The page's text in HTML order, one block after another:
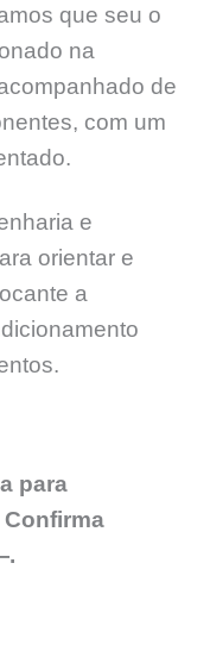
que seu o
na
de
com um
e
orientar e
a
para